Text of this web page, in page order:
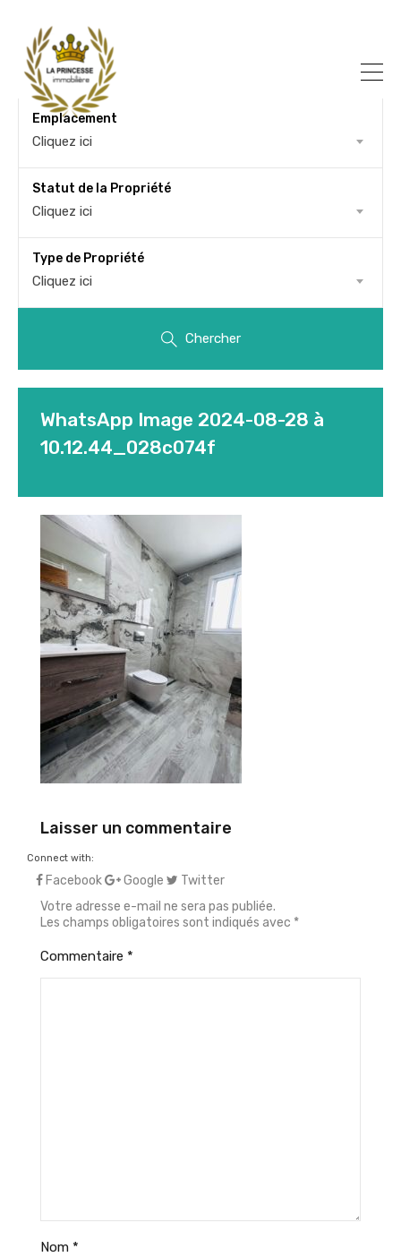
Emplacement
Cliquez ici
Statut de la Propriété
Cliquez ici
Type de Propriété
Cliquez ici
Chercher
WhatsApp Image 2024-08-28 à
10.12.44_028c074f
Laisser un commentaire
Connect with:
Facebook Google
Twitter
Votre adresse e-mail ne sera pas publiée.
Les champs obligatoires sont indiqués avec *
Commentaire *
Nom *